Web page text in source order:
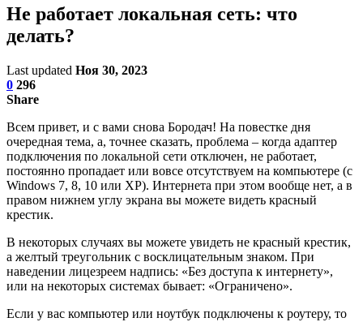
Не работает локальная сеть: что
делать?
Last updated Ноя 30, 2023
0 296
Share
Всем привет, и с вами снова Бородач! На повестке дня
очередная тема, а, точнее сказать, проблема – когда адаптер
подключения по локальной сети отключен, не работает,
постоянно пропадает или вовсе отсутствуем на компьютере (с
Windows 7, 8, 10 или XP). Интернета при этом вообще нет, а в
правом нижнем углу экрана вы можете видеть красный
крестик.
В некоторых случаях вы можете увидеть не красный крестик,
а желтый треугольник с восклицательным знаком. При
наведении лицезреем надпись: «Без доступа к интернету»,
или на некоторых системах бывает: «Ограничено».
Если у вас компьютер или ноутбук подключены к роутеру, то